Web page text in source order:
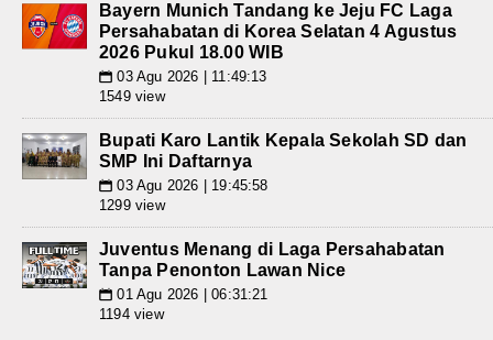
Bayern Munich Tandang ke Jeju FC Laga
Persahabatan di Korea Selatan 4 Agustus
2026 Pukul 18.00 WIB
📅 03 Agu 2026 | 11:49:13
1549 view
Bupati Karo Lantik Kepala Sekolah SD dan
SMP Ini Daftarnya
📅 03 Agu 2026 | 19:45:58
1299 view
Juventus Menang di Laga Persahabatan
Tanpa Penonton Lawan Nice
📅 01 Agu 2026 | 06:31:21
1194 view